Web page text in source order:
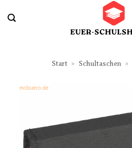
Inhalt
Start » Schultaschen »